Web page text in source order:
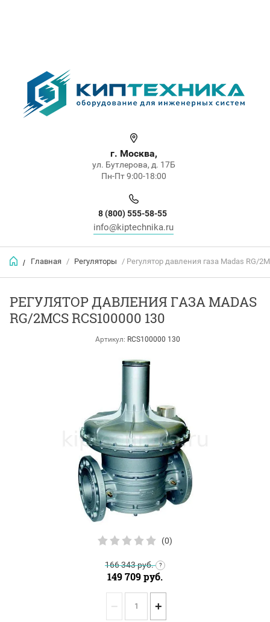
г. Москва,
ул. Бутлерова, д. 17Б
Пн-Пт 9:00-18:00
8 (800) 555-58-55
info@kiptechnika.ru
/ Главная / Регуляторы / Регулятор давления газа Madas RG/
РЕГУЛЯТОР ДАВЛЕНИЯ ГАЗА MADAS
RG/2MCS RCS100000 130
Артикул: RCS100000 130
(0)
166 343руб. ?
149 709руб.
− +